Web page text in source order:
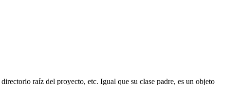
raíz del proyecto, etc. Igual que su clase padre, es un objeto